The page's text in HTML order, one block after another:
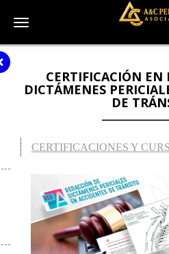
Toggle navigation
CERTIFICACIÓN EN
DICTÁMENES
DE
CERTIFICACIONES Y